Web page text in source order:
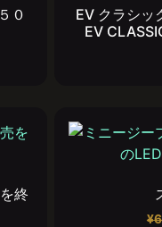
０
EV クラシッ
EV
終
¥